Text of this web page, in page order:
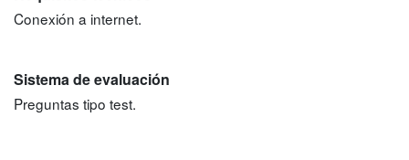
Conexión a internet.
Sistema de evaluación
Preguntas tipo test.